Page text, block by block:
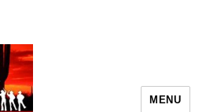
MENU